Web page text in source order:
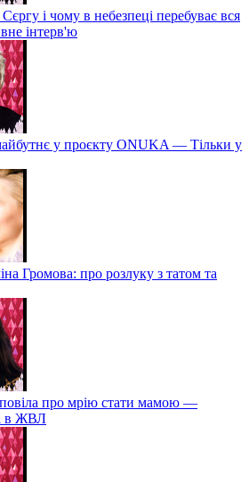
і чому в небезпеці перебуває вся
інтерв'ю
у проєкту ONUKA — Тільки у
Громова: про розлуку з татом та
про мрію стати мамою —
в ЖВЛ